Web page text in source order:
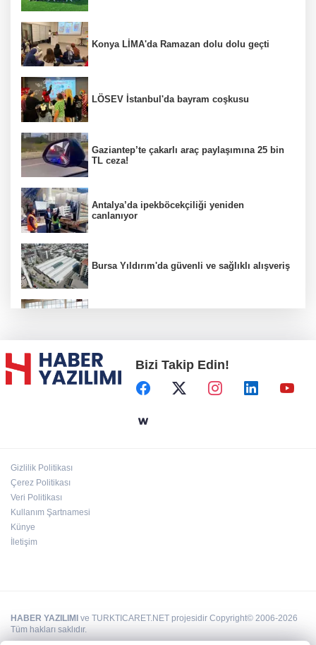
Konya LİMA'da Ramazan dolu dolu geçti
LÖSEV İstanbul'da bayram coşkusu
Gaziantep’te çakarlı araç paylaşımına 25 bin
TL ceza!
Antalya’da ipekböcekçiliği yeniden
canlanıyor
Bursa Yıldırım'da güvenli ve sağlıklı alışveriş
Başkent'in göletlerinde temizlik ve bakım
sürüyor
Bizi Takip Edin!
Gizlilik Politikası
Çerez Politikası
Veri Politikası
Kullanım Şartnamesi
Künye
İletişim
HABER YAZILIMI ve TURKTICARET.NET projesidir Copyright© 2006-2026
Tüm hakları saklıdır.